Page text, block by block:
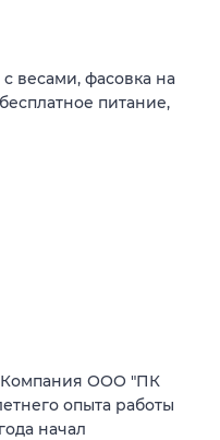
весами, фасовка на
питание,
ООО "ПК
опыта работы
начал